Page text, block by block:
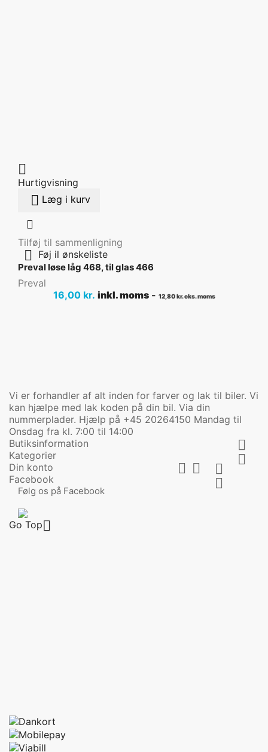

Hurtigvisning
 Læg i kurv

Tilføj til sammenligning
 Føj il ønskeliste
Preval løse låg 468, til glas 466
Preval
16,00 kr. Pris
inkl. moms- 12,80 kr. eks. moms
Vi er forhandler af alt inden for farver og lak til biler. Vi
kan hjælpe med lak koden på din bil. Via din
nummerplader. Hjælp på +45 20264150 Mandag til
Onsdag fra kl. 7:00 til 14:00
Butiksinformation


Kategorier


Din konto  
Facebook
Følg os på Facebook
Go Top